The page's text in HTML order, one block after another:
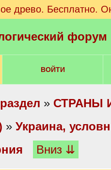
древо. Бесплатно.
ВОЙТИ
» СТРАНЫ
» Украина,
Вниз ⇊